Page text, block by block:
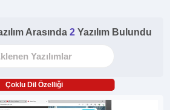
Arasında 2 Yazılım Bulundu
Çoklu Dil Özelliği